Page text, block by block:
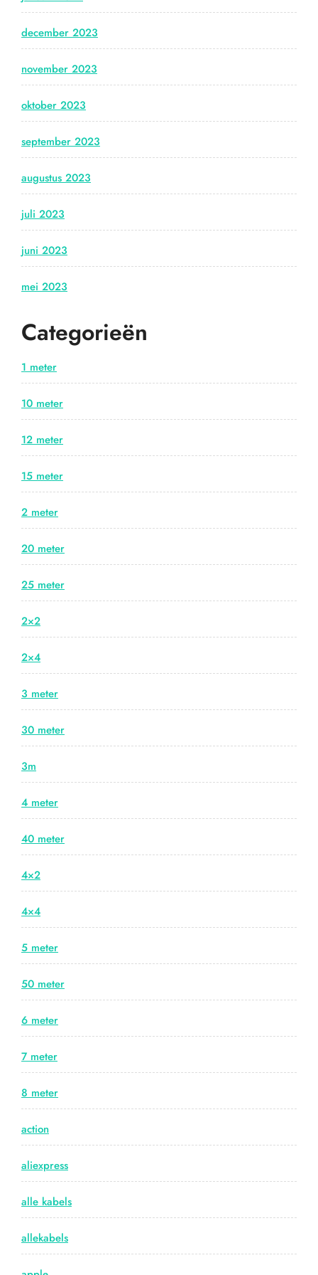
december 2023
november 2023
oktober 2023
september 2023
augustus 2023
juli 2023
juni 2023
mei 2023
Categorieën
1 meter
10 meter
12 meter
15 meter
2 meter
20 meter
25 meter
2×2
2×4
3 meter
30 meter
3m
4 meter
40 meter
4×2
4×4
5 meter
50 meter
6 meter
7 meter
8 meter
action
aliexpress
alle kabels
allekabels